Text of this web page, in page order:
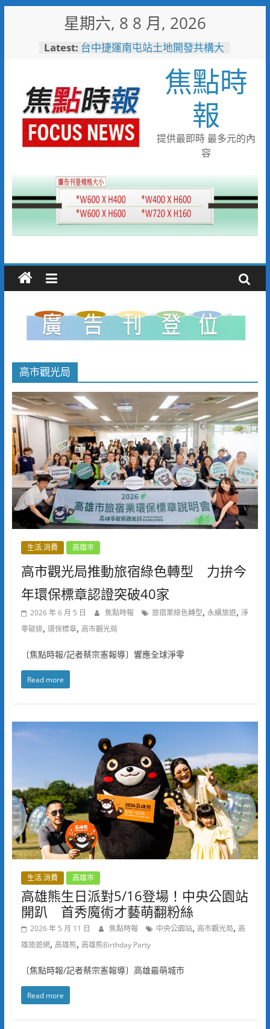
星期六, 8 8 月, 2026
Latest: 暖心跨海送暖！台灣首廟天壇豪
台中捷運南屯站土地開發共構大
樓開工動土 公私協力打造宜居
新地標實現軌道經濟願景
警友辦事處大力相挺！岡山分局
送上「父親節」暖心祝福
守望相助的暖心守護 湖內警消
聯手破門化解獨居翁的危機
情端好康
焦點時
報
提供最即時 最多元的內
容
高市觀光局
生活.消費 高雄市
高市觀光局推動旅宿綠色轉型 力拚今
年環保標章認證突破40家
2026 年 6 月 5 日 焦點時報 旅宿業綠色轉型, 永續旅遊, 淨
零碳排, 環保標章, 高市觀光局
〔焦點時報/記者蔡宗憲報導〕響應全球淨零
Read more
生活.消費 高雄市
高雄熊生日派對5/16登場！中央公園站
開趴 首秀魔術才藝萌翻粉絲
2026 年 5 月 11 日 焦點時報 中央公園站, 高市觀光局, 高
雄旅遊網, 高雄熊, 高雄熊Birthday Party
〔焦點時報/記者蔡宗憲報導〕高雄最萌城市
Read more